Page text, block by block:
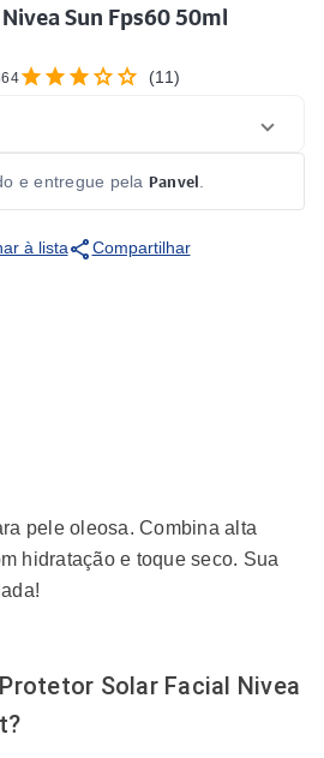
Sun Fps60 50ml
starstarstarstarstar (11)
e entregue pela Panvel
à listashareCompartilhar
pele oleosa. Combina alta
hidratação e toque seco. Sua
Solar Facial Nivea